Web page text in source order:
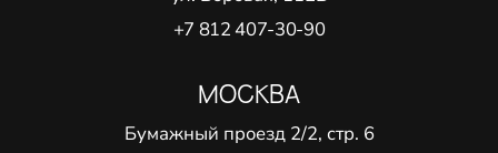
+7 812 407-30-90
МОСКВА
Бумажный проезд 2/2, стр. 6